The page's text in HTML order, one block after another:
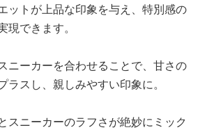
ットが上品な印象を与え、特別感の
できます。
ニーカーを合わせることで、甘さの
ラスし、親しみやすい印象に。
スニーカーのラフさが絶妙にミック